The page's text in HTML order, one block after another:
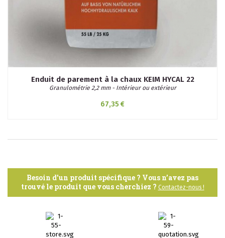
Enduit de parement à la chaux KEIM HYCAL 22
Granulométrie 2,2 mm - Intérieur ou extérieur
67,35 €
Besoin d'un produit spécifique ? Vous n’avez pas
trouvé le produit que vous cherchiez ? Contactez-nous !